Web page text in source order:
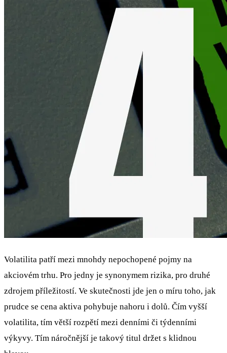
Volatilita patří mezi mnohdy nepochopené pojmy na
akciovém trhu. Pro jedny je synonymem rizika, pro druhé
zdrojem příležitostí. Ve skutečnosti jde jen o míru toho, jak
prudce se cena aktiva pohybuje nahoru i dolů. Čím vyšší
volatilita, tím větší rozpětí mezi denními či týdenními
výkyvy. Tím náročnější je takový titul držet s klidnou